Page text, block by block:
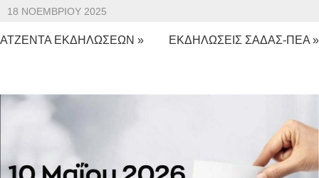
18 ΝΟΕΜΒΡΊΟΥ 2025
ΑΤΖΕΝΤΑ ΕΚΔΗΛΩΣΕΩΝ » ΕΚΔΗΛΩΣΕΙΣ ΣΑΔΑΣ-ΠΕΑ »